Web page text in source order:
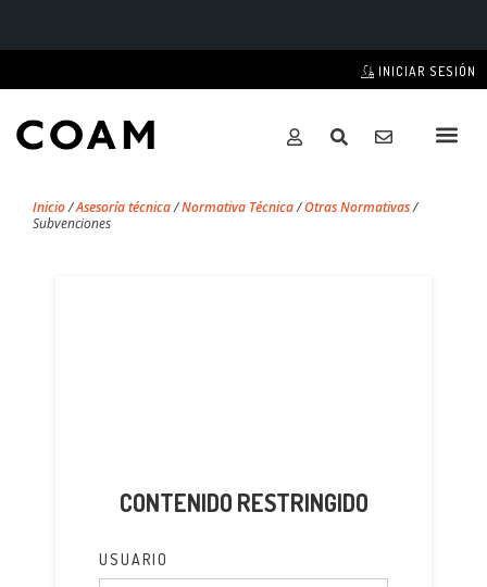
INICIAR SESIÓN
Inicio/Asesoría técnica/Normativa Técnica/Otras Normativas/
Subvenciones
CONTENIDO RESTRINGIDO
USUARIO